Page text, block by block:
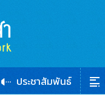
ประชาสัมพันธ์